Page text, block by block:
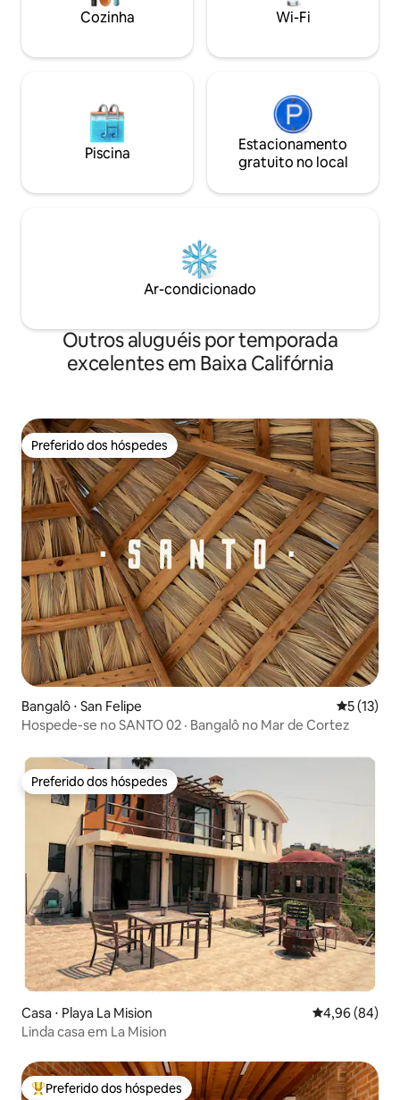
de compostagem com serragem, com
acesso privativo à praia, a poucos passos
Os degraus da
acesso a uma
baixa.
Cozinha Wi-Fi
Piscina
Estacionamento
gratuito no local
Ar-condicionado
Outros aluguéis por temporada
excelentes em Baixa Califórnia
Preferido dos hóspedes
Preferido dos hóspedes
Bangalô ⋅ San Felipe 5 de uma
5 (13)
Hospede-se no SANTO 02 · Bangalô no Mar de Cortez
Preferido dos hóspedes
Preferido dos hóspedes
Casa ⋅ Playa La Mision 4,96 de uma
4,96 (84)
Linda casa em La Mision
Entre os melhores preferidos dos hóspedes
Preferido dos hóspedes